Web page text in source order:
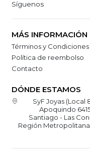
Síguenos
MÁS INFORMACIÓN
Términos y Condiciones
Política de reembolso
Contacto
DÓNDE ESTAMOS
SyF Joyas (Local
Apoquindo
Santiago - Las
Región